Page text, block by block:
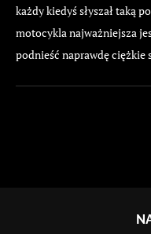
każdy kiedyś słyszał taką
motocykla najważniejsza
podnieść naprawdę ciężkie